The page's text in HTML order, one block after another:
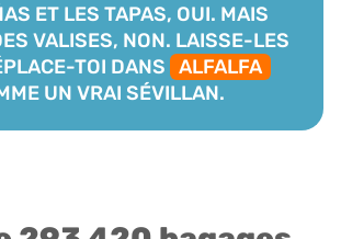
ET LES TAPAS, OUI. MAIS
VALISES, NON. LAISSE-LES
TOI DANS ALFALFA
UN VRAI SÉVILLAN.